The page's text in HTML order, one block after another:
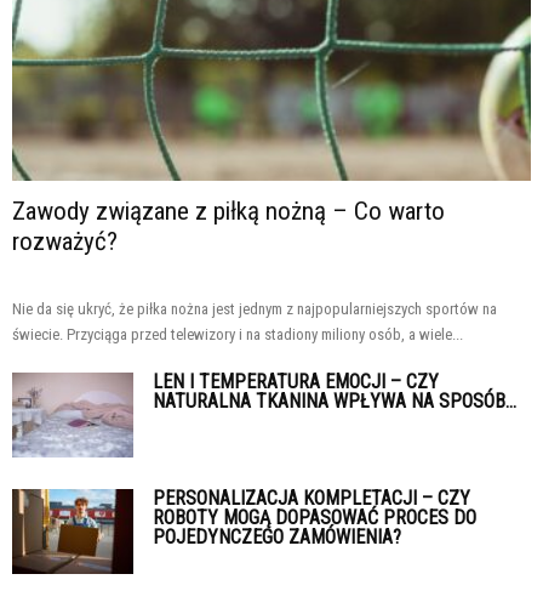
Zawody związane z piłką nożną – Co warto
rozważyć?
Nie da się ukryć, że piłka nożna jest jednym z najpopularniejszych sportów na
świecie. Przyciąga przed telewizory i na stadiony miliony osób, a wiele...
LEN I TEMPERATURA EMOCJI – CZY
NATURALNA TKANINA WPŁYWA NA SPOSÓB...
PERSONALIZACJA KOMPLETACJI – CZY
ROBOTY MOGĄ DOPASOWAĆ PROCES DO
POJEDYNCZEGO ZAMÓWIENIA?